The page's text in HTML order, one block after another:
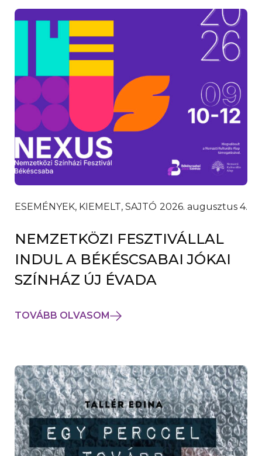
ESEMÉNYEK, KIEMELT, SAJTÓ 2026. augusztus 4.
NEMZETKÖZI FESZTIVÁLLAL
INDUL A BÉKÉSCSABAI JÓKAI
SZÍNHÁZ ÚJ ÉVADA
TOVÁBB OLVASOM